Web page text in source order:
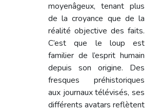
moyenâgeux, tenant plus
de la croyance que de la
réalité objective des faits.
C’est que le loup est
familier de l’esprit humain
depuis son origine. Des
fresques préhistoriques
aux journaux télévisés, ses
différents avatars reflètent